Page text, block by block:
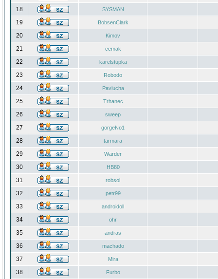
18 SYSMAN
19 BobsenClark
20 Kimov
21 cemak
22 karelstupka
23 Robodo
24 Pavlucha
25 Trhanec
26 sweep
27 gorgeNo1
28 tarmara
29 Warder
30 HB80
31 robsol
32 petr99
33 androidoll
34 ohr
35 andras
36 machado
37 Mira
38 Furbo